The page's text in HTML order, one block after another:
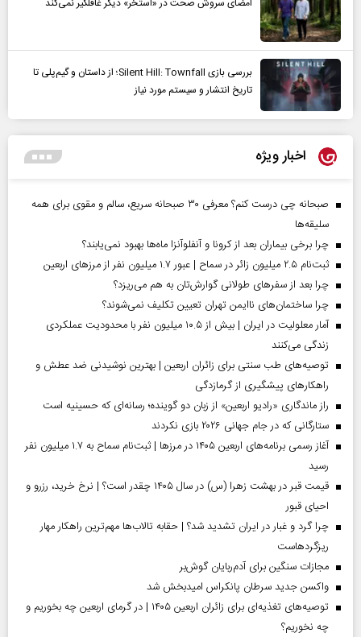
بررسی بازی Silent Hill: Townfall؛ از داستان و گیم‌پلی تا
تاریخ انتشار و سیستم مورد نیاز
اخبار ویژه
صبحانه چی درست کنم؟ معرفی ۳۰ صبحانه سریع، سالم و مقوی برای همه
سلیقه‌ها
چرا برخی بیماران بعد از کرونا و آنفلوآنزا ماه‌ها بهبود نمی‌یابند؟
ثبت‌نام ۲.۵ میلیون زائر در سماح | عبور ۱.۷ میلیون نفر از مرز‌های اربعین
چرا بعد از سفرهای طولانی گوارش‌تان به هم می‌ریزد؟
چرا ساختمان‌های ناایمن تهران تعیین تکلیف نمی‌شوند؟
آمار معلولیت در ایران | بیش از ۱۰.۵ میلیون نفر با محدودیت عملکردی
زندگی می‌کنند
توصیه‌های طب سنتی برای زائران اربعین | بهترین نوشیدنی ضد عطش و
راهکارهای پیشگیری از گرمازدگی
راز ماندگاری «رادیو اربعین» از زبان دو گوینده؛ رسانه‌ای که حسینیه است
ستارگانی که در جام جهانی ۲۰۲۶ بازی نکردند
آغاز رسمی برنامه‌های اربعین ۱۴۰۵ در مرز‌ها | ثبت‌نام سماح به ۱.۷ میلیون نفر
رسید
قیمت قبر در بهشت زهرا (س) در سال ۱۴۰۵ چقدر است؟ | نرخ خرید، رزرو و
احیای قبور
چرا گرد و غبار در ایران تشدید شد؟ | حقابه تالاب‌ها مهم‌ترین راهکار مهار
ریزگردهاست
مجازات سنگین برای آدم‌ربایان گوش‌بر
واکسن جدید سرطان پانکراس امیدبخش شد
توصیه‌های تغذیه‌ای برای زائران اربعین ۱۴۰۵ | در گرمای اربعین چه بخوریم و
چه نخوریم؟